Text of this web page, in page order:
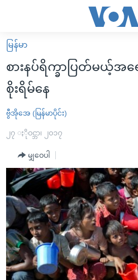
လွယ်ကူ
စေ
သည့်
Link
များ
ပင်မ
ကျော်
ကြည့်
ရန်
ပင်မ
အ
ညွန်း
စာမျက်နှာ
သို့
မူလစာမျက်နှာ
မြန်မာ
ကမ္ဘာ့သတင်းများ
နိုင်ငံတကာ
အစ္စရေး-ပါလက်စတိုင်း
ဗွီဒီယို
အင်္ဂလိပ်စာလေ့လာမယ်
အမေရိကန်သုံးအီဒီယံ
မကြေးမုံရဲ့ အင်္ဂလိပ်စာ
ရုပ်ရှင်ထဲက အင်္ဂလိပ်စာ
သုတပဒေသာ အင်္ဂလိပ်စာ
အပတ်စဉ်ကဏ္ဍများ
ရေဒီယို
တီဗွီ
ရေဒီယိုနှင့်ရုပ်သံ အချက်အလက်များ
ရေဒီယို/တီဗွီအစီအစဉ်
Learning English
ဗွီအိုအေ လူမှုကွန်ယက်များ
မြန်မာ
စားနပ်ရိက္ခာပြတ်မယ့်အ
စိုးရိမ်နေ
ဗွီအိုအေ (မြန်မာပိုင်း)
၂၇ ႏိုဝင္ဘာ၊ ၂၀၁၇
မျှဝေပါ